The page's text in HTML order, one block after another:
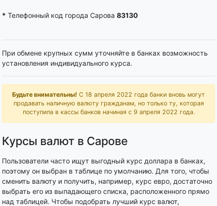
* Телефонный код города Сарова 83130
При обмене крупных сумм уточняйте в банках возможность
установления индивидуального курса.
Будьте внимательны! С 18 апреля 2022 года банки вновь могут
продавать наличную валюту гражданам, но только ту, которая
поступила в кассы банков начиная с 9 апреля 2022 года.
Курсы валют в Сарове
Пользователи часто ищут выгодный курс доллара в банках,
поэтому он выбран в таблице по умолчанию. Для того, чтобы
сменить валюту и получить, например, курс евро, достаточно
выбрать его из выпадающего списка, расположенного прямо
над таблицей. Чтобы подобрать лучший курс валют,